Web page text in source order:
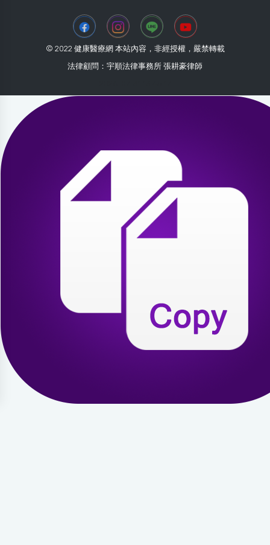
© 2022 健康醫療網 本站內容，非經授權，嚴禁轉載
法律顧問：宇順法律事務所 張耕豪律師